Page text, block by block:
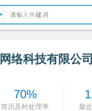
络科技有限公司
70%
简历及时处理率 最